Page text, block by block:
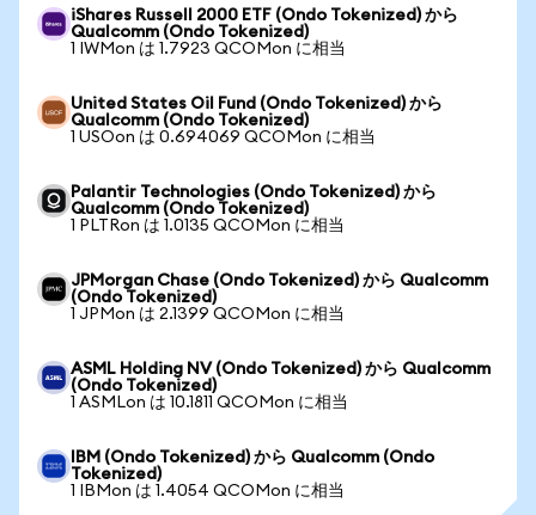
iShares Russell 2000 ETF (Ondo Tokenized) から
Qualcomm (Ondo Tokenized)
1 IWMon は 1.7923 QCOMon に相当
United States Oil Fund (Ondo Tokenized) から
Qualcomm (Ondo Tokenized)
1 USOon は 0.694069 QCOMon に相当
Palantir Technologies (Ondo Tokenized) から
Qualcomm (Ondo Tokenized)
1 PLTRon は 1.0135 QCOMon に相当
JPMorgan Chase (Ondo Tokenized) から Qualcomm
(Ondo Tokenized)
1 JPMon は 2.1399 QCOMon に相当
ASML Holding NV (Ondo Tokenized) から Qualcomm
(Ondo Tokenized)
1 ASMLon は 10.1811 QCOMon に相当
IBM (Ondo Tokenized) から Qualcomm (Ondo
Tokenized)
1 IBMon は 1.4054 QCOMon に相当